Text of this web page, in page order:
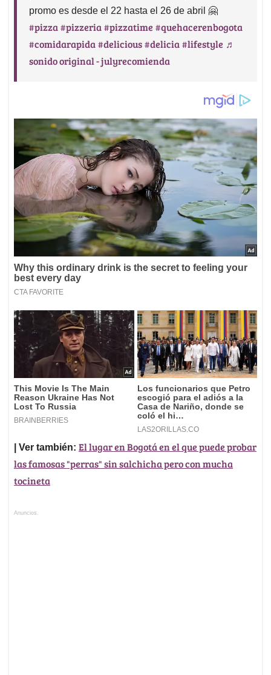
promo es desde el 22 hasta el 26 de abril 🤗
#pizza#pizzeria#pizzatime #quehacerenbogota
#comidarapida#delicious#delicia#lifestyle ♬
sonido original - julyrecomienda
| Ver también: El lugar en Bogotá en el que puede probar
las famosas "perras" sin salchicha pero con mucha
tocineta
Anuncios.